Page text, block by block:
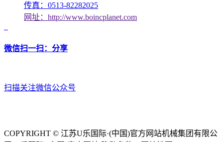
传真：0513-82282025
网址：http://www.boincplanet.com
微信扫一扫：分享
扫描关注微信公众号
COPYRIGHT © 江苏U乐国际·(中国)官方网站机械集团有限公